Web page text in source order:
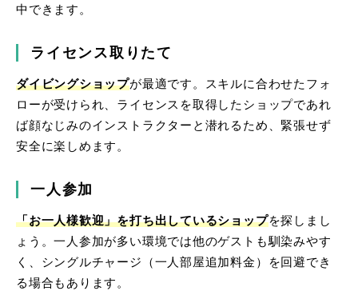
中できます。
ライセンス取りたて
ダイビングショップが最適です。スキルに合わせたフォ
ローが受けられ、ライセンスを取得したショップであれ
ば顔なじみのインストラクターと潜れるため、緊張せず
安全に楽しめます。
一人参加
「お一人様歓迎」を打ち出しているショップを探しまし
ょう。一人参加が多い環境では他のゲストも馴染みやす
く、シングルチャージ（一人部屋追加料金）を回避でき
る場合もあります。